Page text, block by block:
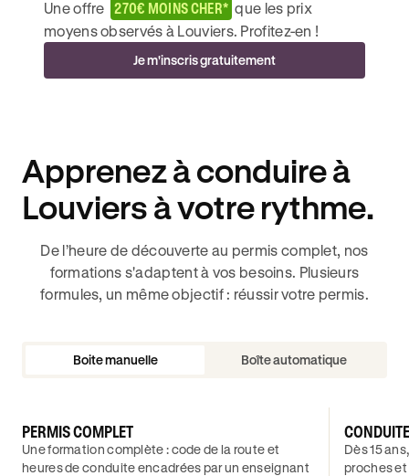
Une offre 270€ MOINS CHER* que les prix
moyens observés à Louviers. Profitez-en !
Je m'inscris gratuitement
Apprenez à conduire à
Louviers à votre rythme.
De l’heure de découverte au permis complet, nos
formations s'adaptent à vos besoins. Plusieurs
formules, un même objectif : réussir votre permis.
Boite manuelle Boîte automatique
PERMIS COMPLET
Une formation complète : code de la route et
heures de conduite encadrées par un enseignant
Dès 15
proches